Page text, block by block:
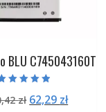
BLU C745043160T
4.50
na 5
zł Pierwotna
62,29 zł